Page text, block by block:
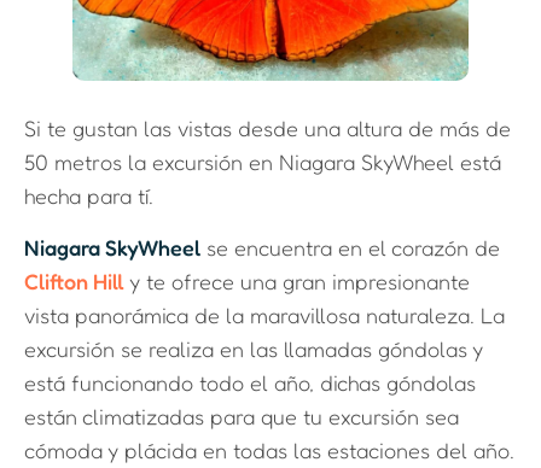
Si te gustan las vistas desde una altura de más de
50 metros la excursión en Niagara SkyWheel está
hecha para tí.
Niagara SkyWheel se encuentra en el corazón de
Clifton Hilly te ofrece una gran impresionante
vista panorámica de la maravillosa naturaleza. La
excursión se realiza en las llamadas góndolas y
está funcionando todo el año, dichas góndolas
están climatizadas para que tu excursión sea
cómoda y plácida en todas las estaciones del año.